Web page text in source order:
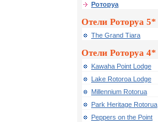
Роторуа
Отели Роторуа 5*
The Grand Tiara
Отели Роторуа 4*
Kawaha Point Lodge
Lake Rotoroa Lodge
Millennium Rotorua
Park Heritage Rotorua
Peppers on the Point